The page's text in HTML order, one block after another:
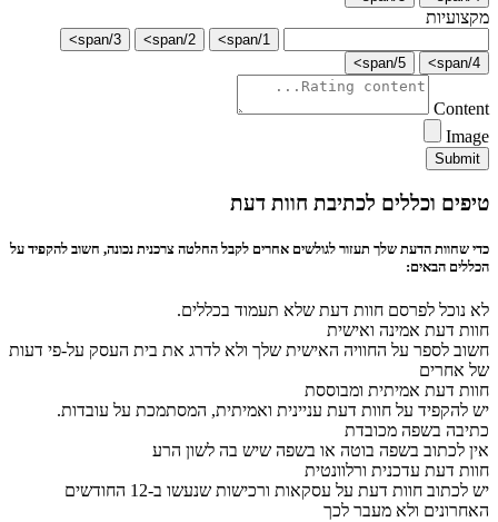
מקצועיות
1/span>
2/span>
3/span>
4/span>
5/span>
Content
Image
Submit
טיפים וכללים לכתיבת חוות דעת
כדי שחוות הדעת שלך תעזור לגולשים אחרים לקבל החלטה צרכנית נכונה, חשוב להקפיד על
הכללים הבאים:
לא נוכל לפרסם חוות דעת שלא תעמוד בכללים.
חוות דעת אמינה ואישית
חשוב לספר על החוויה האישית שלך ולא לדרג את בית העסק על-פי דעות
של אחרים
חוות דעת אמיתית ומבוססת
יש להקפיד על חוות דעת עניינית ואמיתית, המסתמכת על עובדות.
כתיבה בשפה מכובדת
אין לכתוב בשפה בוטה או בשפה שיש בה לשון הרע
חוות דעת עדכנית ורלוונטית
יש לכתוב חוות דעת על עסקאות ורכישות שנעשו ב-12 החודשים
האחרונים ולא מעבר לכך